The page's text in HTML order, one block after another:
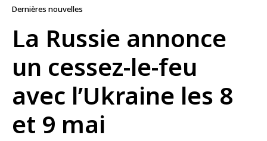
Dernières nouvelles
La Russie annonce
un cessez-le-feu
avec l’Ukraine les 8
et 9 mai